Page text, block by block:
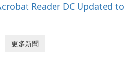
Reader DC Updated to
更多新聞